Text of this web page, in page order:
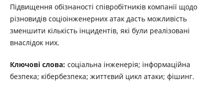
Підвищення обізнаності співробітників компанії щодо
різновидів соціоінженерних атак дасть можливість
зменшити кількість інцидентів, які були реалізовані
внаслідок них.
Ключові слова: соціальна інженерія; інформаційна
безпека; кібербезпека; життєвий цикл атаки; фішинг.